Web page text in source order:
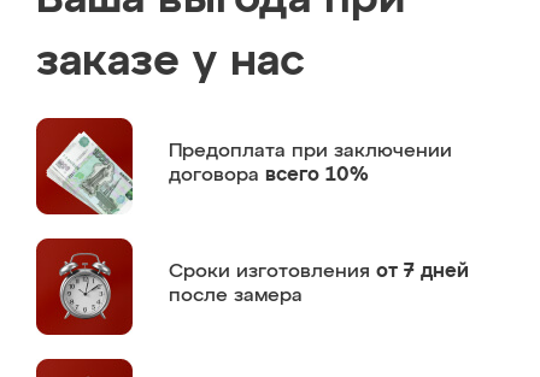
заказе у нас
Предоплата при заключении
договора всего 10%
Сроки изготовления от 7 дней
после замера